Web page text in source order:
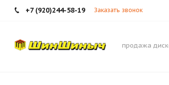
+7 (920)244-58-19 Заказать звонок
продажа